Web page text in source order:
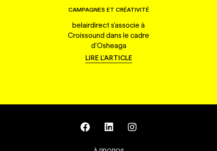
CAMPAGNES ET CRÉATIVITÉ
belairdirect s'associe à
Croissound dans le cadre
d'Osheaga
LIRE L'ARTICLE